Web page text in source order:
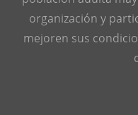
organización y
mejoren sus